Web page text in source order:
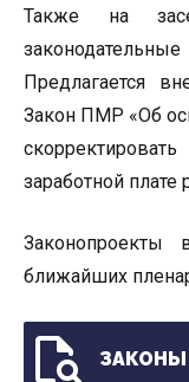
Также на
Предлагается
Закон ПМР «Об
заработной
ближайших